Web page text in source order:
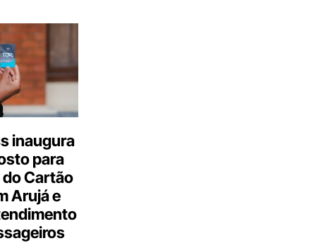
inaugura
para
Cartão
Arujá e